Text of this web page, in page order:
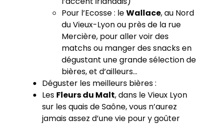
Pour l’Ecosse : leWallace, au Nord
du Vieux-Lyon ou près de la rue
Mercière, pour aller voir des
matchs ou manger des snacks en
dégustant une grande sélection de
bières, et d’ailleurs…
Déguster les meilleurs bières :
Les Fleurs du Malt, dans le Vieux Lyon
sur les quais de Saône, vous n’aurez
jamais assez d’une vie pour y goûter